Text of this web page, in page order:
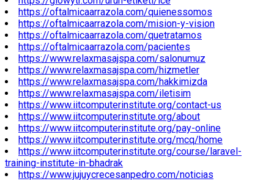
https://oftalmicaarrazola.com/quienessomos
https://oftalmicaarrazola.com/mision-y-vision
https://oftalmicaarrazola.com/quetratamos
https://oftalmicaarrazola.com/pacientes
https://www.relaxmasajspa.com/salonumuz
https://www.relaxmasajspa.com/hizmetler
https://www.relaxmasajspa.com/hakkimizda
https://www.relaxmasajspa.com/iletisim
https://www.iitcomputerinstitute.org/contact-us
https://www.iitcomputerinstitute.org/about
https://www.iitcomputerinstitute.org/pay-online
https://www.iitcomputerinstitute.org/mcq/home
https://www.iitcomputerinstitute.org/course/laravel-
training-institute-in-bhadrak
https://www.jujuycrecesanpedro.com/noticias